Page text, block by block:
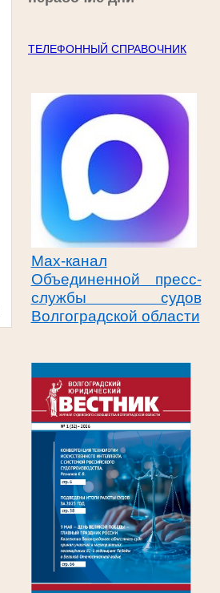
ТЕЛЕФОННЫЙ СПРАВОЧНИК
Max-канал
Объединенной пресс-
службы судов
Волгоградской области